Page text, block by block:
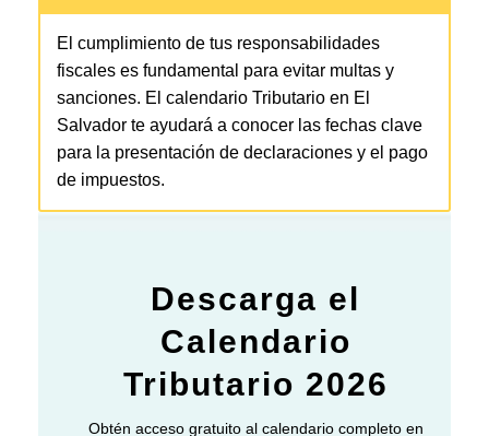
El cumplimiento de tus responsabilidades
fiscales es fundamental para evitar multas y
sanciones. El calendario Tributario en El
Salvador te ayudará a conocer las fechas clave
para la presentación de declaraciones y el pago
de impuestos.
Descarga el
Calendario
Tributario 2026
Obtén acceso gratuito al calendario completo en